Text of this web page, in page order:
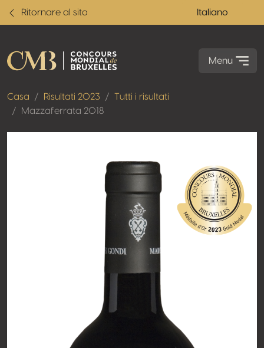
Ritornare al sito Italiano
Menu
Casa Risultati 2023
Tutti i risultati
Mazzaferrata 2018